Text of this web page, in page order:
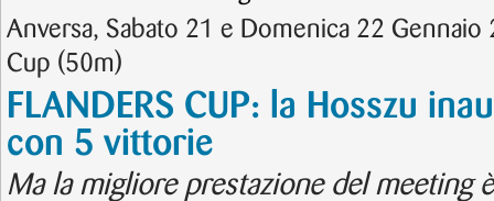
Anversa, Sabato 21 e Domenica 22 Gennaio
Cup (50m)
FLANDERS CUP: la Hosszu
con 5 vittorie
Ma la migliore prestazione del meeting